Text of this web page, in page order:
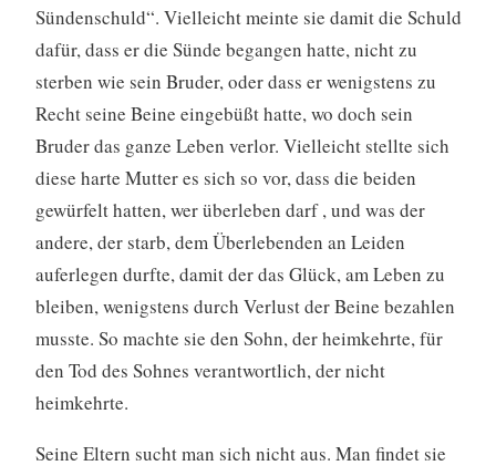
Sündenschuld“. Vielleicht meinte sie damit die Schuld
dafür, dass er die Sünde begangen hatte, nicht zu
sterben wie sein Bruder, oder dass er wenigstens zu
Recht seine Beine eingebüßt hatte, wo doch sein
Bruder das ganze Leben verlor. Vielleicht stellte sich
diese harte Mutter es sich so vor, dass die beiden
gewürfelt hatten, wer überleben darf , und was der
andere, der starb, dem Überlebenden an Leiden
auferlegen durfte, damit der das Glück, am Leben zu
bleiben, wenigstens durch Verlust der Beine bezahlen
musste. So machte sie den Sohn, der heimkehrte, für
den Tod des Sohnes verantwortlich, der nicht
heimkehrte.
Seine Eltern sucht man sich nicht aus. Man findet sie